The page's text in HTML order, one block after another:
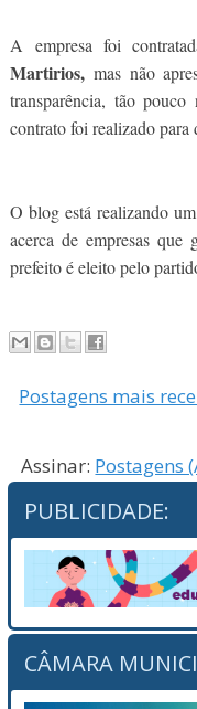
A empresa foi
Martirios, mas não
transparência, tão
contrato foi realizado para
O blog está realizando
acerca de empresas que
prefeito é eleito pelo
Postagens mais
Assinar: Postagens
PUBLICIDADE:
CÂMARA